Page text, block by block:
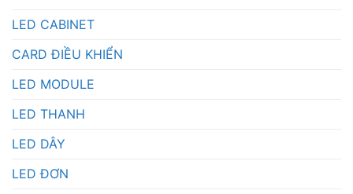
LED CABINET
CARD ĐIỀU KHIỂN
LED MODULE
LED THANH
LED DÂY
LED ĐƠN